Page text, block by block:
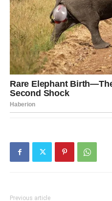
Previous article